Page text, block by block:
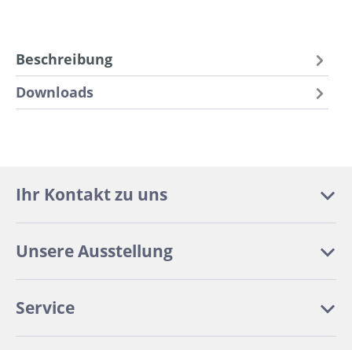
Beschreibung
Downloads
Ihr Kontakt zu uns
Unsere Ausstellung
Service